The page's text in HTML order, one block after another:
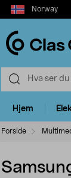
Select
market
Norway
Hjem
Forside